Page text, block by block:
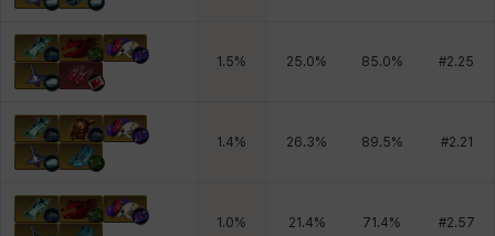
1.5% 25.0% 85.0% #2.25
1.4% 26.3% 89.5% #2.21
1.0% 21.4% 71.4% #2.57